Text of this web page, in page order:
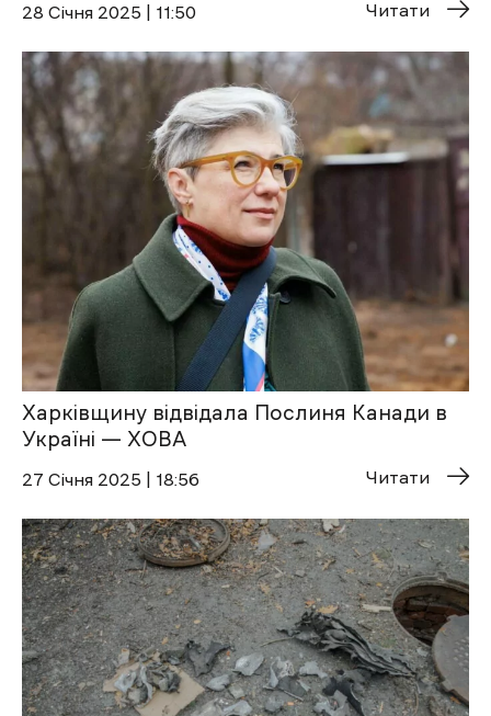
28 Січня 2025 | 11:50 Читати
Харківщину відвідала Послиня Канади в
Україні — ХОВА
27 Січня 2025 | 18:56 Читати